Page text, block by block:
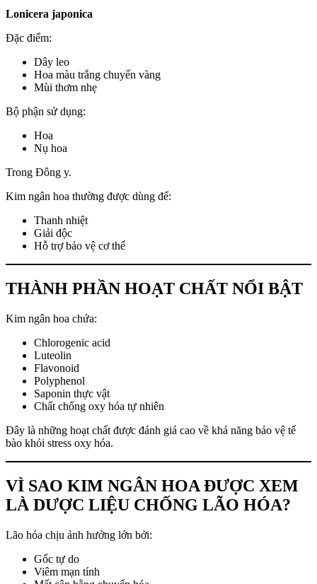
Lonicera japonica
Đặc điểm:
Dây leo
Hoa màu trắng chuyển vàng
Mùi thơm nhẹ
Bộ phận sử dụng:
Hoa
Nụ hoa
Trong Đông y.
Kim ngân hoa thường được dùng để:
Thanh nhiệt
Giải độc
Hỗ trợ bảo vệ cơ thể
THÀNH PHẦN HOẠT CHẤT NỔI BẬT
Kim ngân hoa chứa:
Chlorogenic acid
Luteolin
Flavonoid
Polyphenol
Saponin thực vật
Chất chống oxy hóa tự nhiên
Đây là những hoạt chất được đánh giá cao về khả năng bảo vệ tế
bào khỏi stress oxy hóa.
VÌ SAO KIM NGÂN HOA ĐƯỢC XEM
LÀ DƯỢC LIỆU CHỐNG LÃO HÓA?
Lão hóa chịu ảnh hưởng lớn bởi:
Gốc tự do
Viêm mạn tính